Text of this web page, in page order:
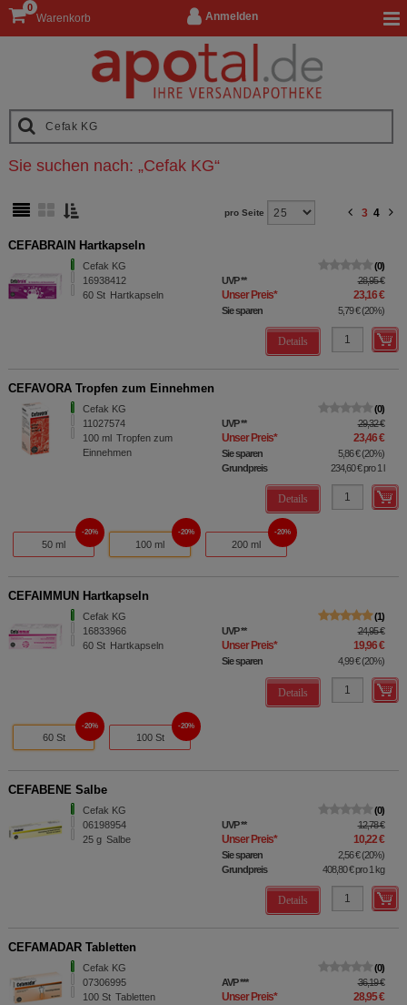
Anmelden
Warenkorb
0
Sie suchen nach: „Cefak KG“
pro Seite 3 4
CEFABRAIN Hartkapseln
Cefak KG
16938412
60 St Hartkapseln
0
UVP** 28,95 €
Unser Preis* 23,16 €
Sie sparen 5,79 €(20%)
Details
CEFAVORA Tropfen zum Einnehmen
Cefak KG
11027574
100 ml Tropfen zum
Einnehmen
0
UVP** 29,32 €
Unser Preis* 23,46 €
Sie sparen 5,86 €(20%)
Grundpreis
234,60 €pro 1 l
Details
50 ml
20%
100 ml
20%
200 ml
20%
CEFAIMMUN Hartkapseln
Cefak KG
16833966
60 St Hartkapseln
1
UVP** 24,95 €
Unser Preis* 19,96 €
Sie sparen 4,99 €(20%)
Details
60 St
20%
100 St
20%
CEFABENE Salbe
Cefak KG
06198954
25 g Salbe
0
UVP** 12,78 €
Unser Preis* 10,22 €
Sie sparen 2,56 €(20%)
Grundpreis
408,80 €pro 1 kg
Details
CEFAMADAR Tabletten
Cefak KG
07306995
100 St Tabletten
0
AVP*** 36,19 €
Unser Preis* 28,95 €